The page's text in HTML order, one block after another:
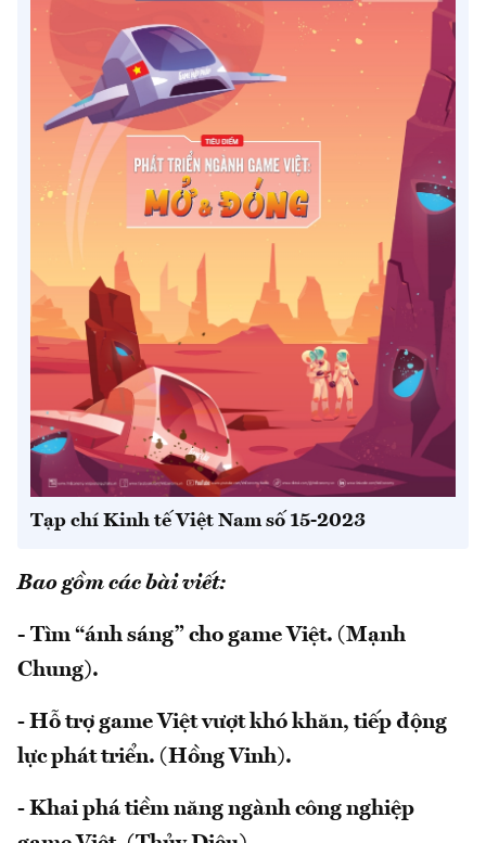
Tạp chí Kinh tế Việt Nam số 15-2023
Bao gồm các bài viết:
- Tìm “ánh sáng” cho game Việt. (Mạnh
Chung).
- Hỗ trợ game Việt vượt khó khăn, tiếp động
lực phát triển. (Hồng Vinh).
- Khai phá tiềm năng ngành công nghiệp